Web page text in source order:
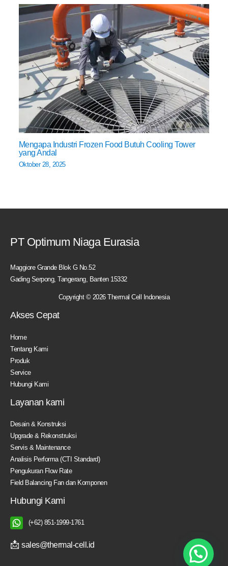
Mengapa Industri Frozen Food Butuh Cooling Tower
yang Andal
Oktober 28, 2025
PT Optimum Niaga Eurasia
Maggiore Grande Blok G No.52
Gading Serpong, Tangerang, Banten 15332
Copyright © 2026 Thermal Cell Indonesia
Akses Cepat
Home
Tentang Kami
Produk
Service
Hubungi Kami
Layanan kami
Desain & Konstruksi
Upgrade & Rekonstruksi
Servis & Maintenance
Analisis Performa (CTI Standard)
Pengukuran Flow Rate
Field Balancing Fan dan Komponen
Hubungi Kami
(+62) 851-1999-1761
📩 sales@thermal-cell.id